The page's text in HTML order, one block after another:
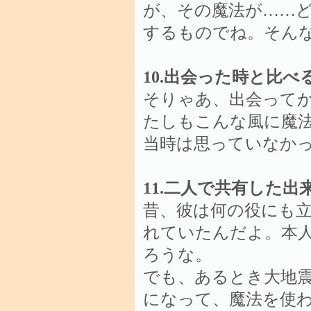
が、その魔法が……
するものでね。そん
10.出会った時と比べ
そりゃあ、出会って
たしもこんな風に魔
当時は思っていなか
11.二人で共有した出
昔、彼は何の役にも
れていたんだよ。本
ろうな。
でも、あるとき大地
になって、魔法を使